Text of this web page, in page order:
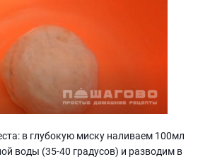
в глубокую миску наливаем 100мл
воды (35-40 градусов) и разводим в